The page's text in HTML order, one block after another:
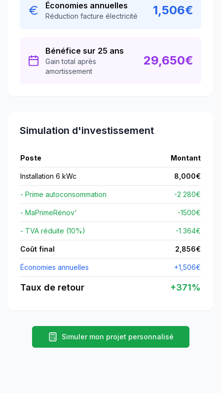
Économies annuelles
Réduction facture électricité 1,506€
Bénéfice sur 25 ans
Gain total après
amortissement
29,650€
Simulation d'investissement
Poste Montant
Installation 6 kWc 8,000€
- Prime autoconsommation -2 280€
- MaPrimeRénov' -1500€
- TVA réduite (10%) -1 364€
Coût final 2,856€
Économies annuelles +1,506€
Taux de retour +371%
Simuler mon projet personnalisé